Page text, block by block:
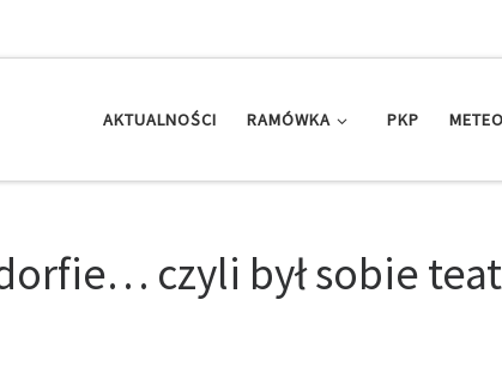
AKTUALNOŚCI RAMÓWKA PKP
czyli był sobie